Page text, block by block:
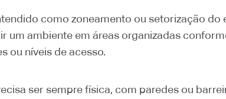
como zoneamento ou setorização do
um ambiente em áreas organizadas
ou níveis de acesso.
ser sempre física, com paredes ou